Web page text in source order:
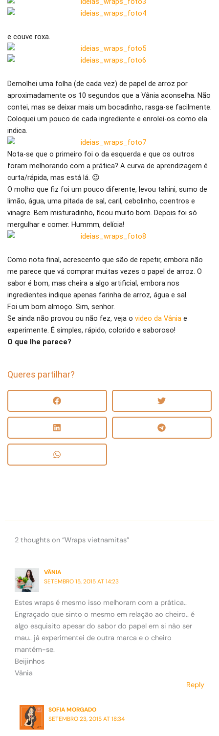
e couve roxa.
Demolhei uma folha (de cada vez) de papel de arroz por
aproximadamente os 10 segundos que a Vânia aconselha. Não
contei, mas se deixar mais um bocadinho, rasga-se facilmente.
Coloquei um pouco de cada ingrediente e enrolei-os como ela
indica.
Nota-se que o primeiro foi o da esquerda e que os outros
foram melhorando com a prática? A curva de aprendizagem é
curta/rápida, mas está lá. 😉
O molho que fiz foi um pouco diferente, levou tahini, sumo de
limão, água, uma pitada de sal, caril, cebolinho, coentros e
vinagre. Bem misturadinho, ficou muito bom. Depois foi só
mergulhar e comer. Hummm, delícia!
Como nota final, acrescento que são de repetir, embora não
me parece que vá comprar muitas vezes o papel de arroz. O
sabor é bom, mas cheira a algo artificial, embora nos
ingredientes indique apenas farinha de arroz, água e sal.
Foi um bom almoço. Sim, senhor.
Se ainda não provou ou não fez, veja o video da Vânia e
experimente. É simples, rápido, colorido e saboroso!
O que lhe parece?
Queres partilhar?
2 thoughts on “Wraps vietnamitas”
VÂNIA
SETEMBRO 15, 2015 AT 14:23
Estes wraps é mesmo isso melhoram com a prática..
Engraçado que sinto o mesmo em relação ao cheiro.. é
algo esquisito apesar do sabor do papel em si não ser
mau.. já experimentei de outra marca e o cheiro
mantém-se.
Beijinhos
Vânia
Reply
SOFIA MORGADO
SETEMBRO 23, 2015 AT 18:34